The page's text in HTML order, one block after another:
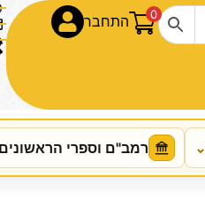
0 התחבר
⌄ רמב"ם וספרי הראשונים